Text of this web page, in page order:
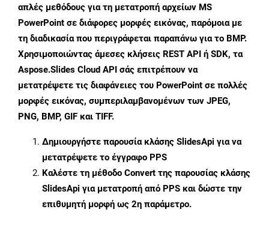
απλές μεθόδους για τη μετατροπή αρχείων MS
PowerPoint σε διάφορες μορφές εικόνας, παρόμοια με
τη διαδικασία που περιγράφεται παραπάνω για το BMP.
Χρησιμοποιώντας άμεσες κλήσεις REST API ή SDK, τα
Aspose.Slides Cloud API σάς επιτρέπουν να
μετατρέψετε τις διαφάνειες του PowerPoint σε πολλές
μορφές εικόνας, συμπεριλαμβανομένων των JPEG,
PNG, BMP, GIF και TIFF.
Δημιουργήστε παρουσία κλάσης SlidesApi για να
μετατρέψετε το έγγραφο PPS
Καλέστε τη μέθοδο Convert της παρουσίας κλάσης
SlidesApi για μετατροπή από PPS και δώστε την
επιθυμητή μορφή ως 2η παράμετρο.